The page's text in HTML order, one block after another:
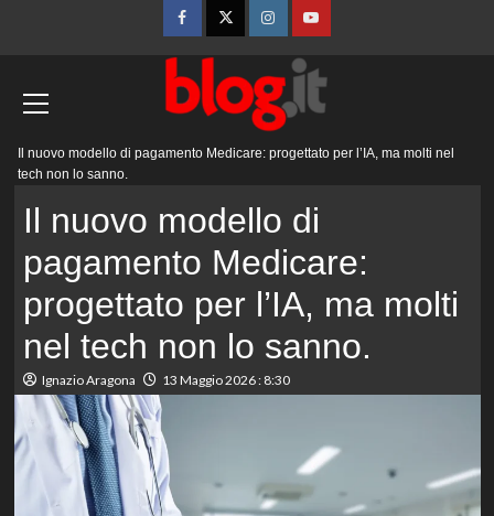
FacebookTwitterInstagramYouTube
principale
Il nuovo modello di pagamento Medicare: progettato per l’IA, ma molti nel
tech non lo sanno.
Il nuovo modello di
pagamento Medicare:
progettato per l’IA, ma molti
nel tech non lo sanno.
Ignazio Aragona 13 Maggio 2026 : 8:30